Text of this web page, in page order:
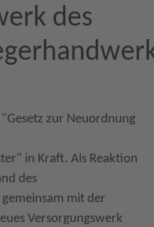
des
zur Neuordnung
in Kraft. Als Reaktion
des
mit der
Versorgungswerk